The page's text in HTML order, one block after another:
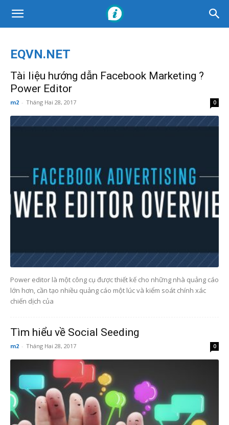
EQVN.NET
Tài liệu hướng dẫn Facebook Marketing ?
Power Editor
m2 - Tháng Hai 28, 2017 0
Power editor là một công cụ được thiết kế cho những nhà quảng cáo
lớn hơn, cần tạo nhiều quảng cáo một lúc và kiểm soát chính xác
chiến dịch của
Tìm hiểu về Social Seeding
m2 - Tháng Hai 28, 2017 0